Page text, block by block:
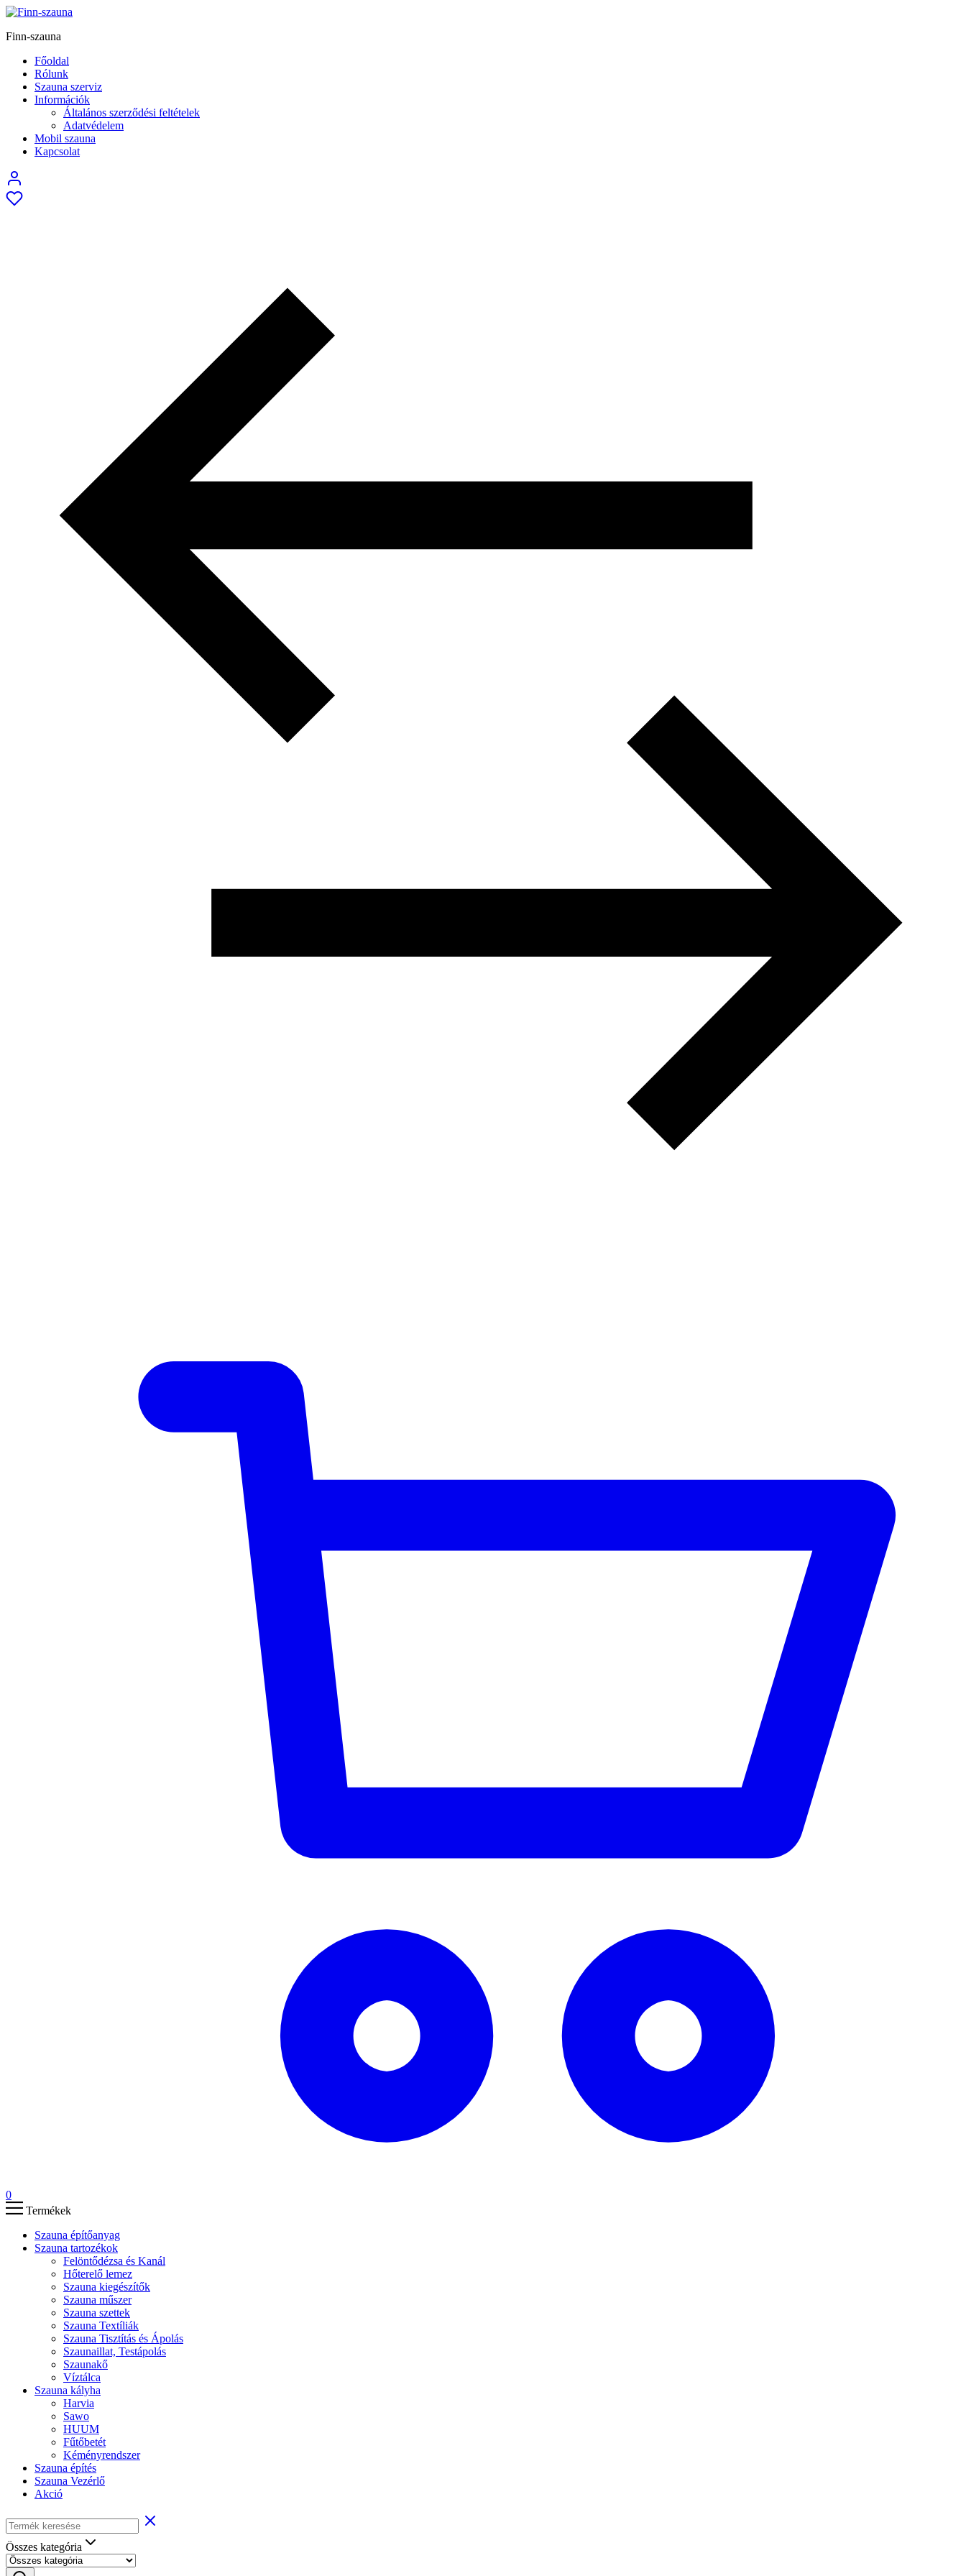
Finn-szauna
Főoldal
Rólunk
Szauna szerviz
Információk
Általános szerződési feltételek
Adatvédelem
Mobil szauna
Kapcsolat
0
Termékek
Szauna építőanyag
Szauna tartozékok
Felöntődézsa és Kanál
Hőterelő lemez
Szauna kiegészítők
Szauna műszer
Szauna szettek
Szauna Textíliák
Szauna Tisztítás és Ápolás
Szaunaillat, Testápolás
Szaunakő
Víztálca
Szauna kályha
Harvia
Sawo
HUUM
Fűtőbetét
Kéményrendszer
Szauna építés
Szauna Vezérlő
Akció
Összes kategória